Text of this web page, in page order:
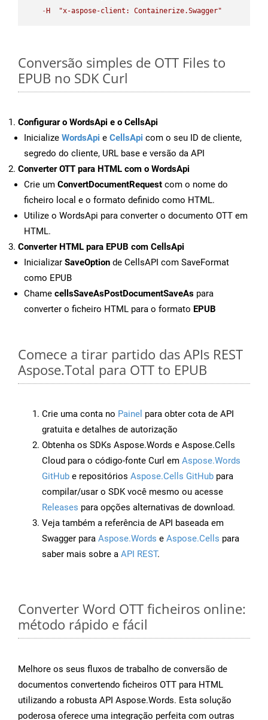
- H "x-aspose-client: Containerize.Swagger"
Conversão simples de OTT Files to
EPUB no SDK Curl
Configurar o WordsApi e o CellsApi
Inicialize WordsApi e CellsApi com o seu ID de cliente,
segredo do cliente, URL base e versão da API
Converter OTT para HTML com o WordsApi
Crie um ConvertDocumentRequest com o nome do
ficheiro local e o formato definido como HTML.
Utilize o WordsApi para converter o documento OTT em
HTML.
Converter HTML para EPUB com CellsApi
Inicializar SaveOption de CellsAPI com SaveFormat
como EPUB
Chame cellsSaveAsPostDocumentSaveAs para
converter o ficheiro HTML para o formato EPUB
Comece a tirar partido das APIs REST
Aspose.Total para OTT to EPUB
Crie uma conta no Painel para obter cota de API
gratuita e detalhes de autorização
Obtenha os SDKs Aspose.Words e Aspose.Cells
Cloud para o código-fonte Curl em Aspose.Words
GitHub e repositórios Aspose.Cells GitHub para
compilar/usar o SDK você mesmo ou acesse
Releases para opções alternativas de download.
Veja também a referência de API baseada em
Swagger para Aspose.Words e Aspose.Cells para
saber mais sobre a API REST.
Converter Word OTT ficheiros online:
método rápido e fácil
Melhore os seus fluxos de trabalho de conversão de
documentos convertendo ficheiros OTT para HTML
utilizando a robusta API Aspose.Words. Esta solução
poderosa oferece uma integração perfeita com outras